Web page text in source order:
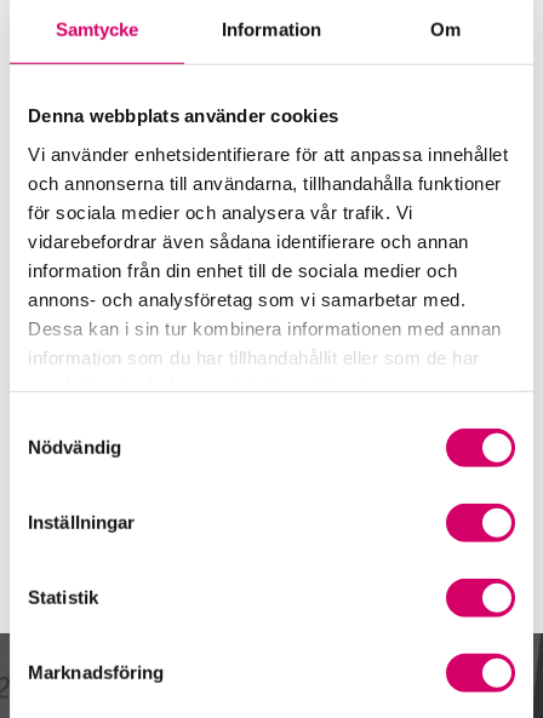
Samtycke Information Om
Denna webbplats använder cookies
Vi använder enhetsidentifierare för att anpassa innehållet
och annonserna till användarna, tillhandahålla funktioner
för sociala medier och analysera vår trafik. Vi
vidarebefordrar även sådana identifierare och annan
information från din enhet till de sociala medier och
annons- och analysföretag som vi samarbetar med.
Dessa kan i sin tur kombinera informationen med annan
information som du har tillhandahållit eller som de har
Nödvändig
Inställningar
Statistik
Marknadsföring
Auktoriserad Redovisningskonsult
Ekonomipoolen i Mark AB
Skene
Telefon
0320-20 95 60
Mobiltelefon